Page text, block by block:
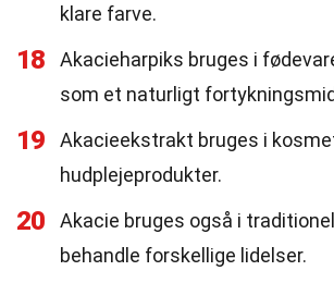
klare farve.
18
Akacieharpiks bruges i
som et naturligt
19
Akacieekstrakt bruges i
hudplejeprodukter.
20
Akacie bruges også i
behandle forskellige lidelser.